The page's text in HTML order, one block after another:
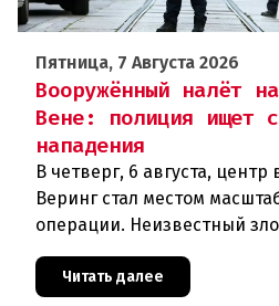
Пятница, 7 Августа 2026
Вооружённый налёт
Вене: полиция ищет
нападения
В четверг, 6 августа, центр
Веринг стал местом
операции. Неизвестный
знаменитого аукционного
Читать далее